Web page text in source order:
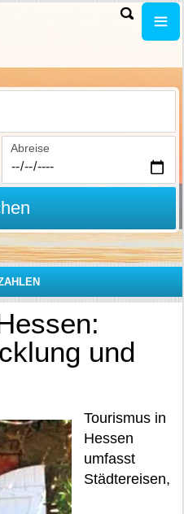
Abreise
und
Tourismus in
Hessen
umfasst
Städtereisen,